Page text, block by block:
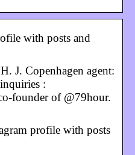
with posts and
J. Copenhagen agent:
:
founder of @79hour.
profile with posts